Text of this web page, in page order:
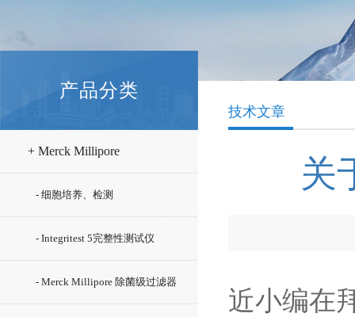
产品分类
+ Merck Millipore
- 细胞培养、检测
- Integritest 5完整性测试仪
- Merck Millipore 除菌级过滤器
技术文章
关
近小编在